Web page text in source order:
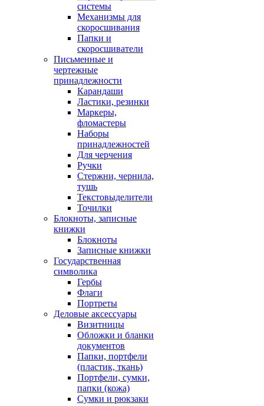
системы
Механизмы для
скоросшивания
Папки и
скоросшиватели
Письменные и
чертежные
принадлежности
Карандаши
Ластики, резинки
Маркеры,
фломастеры
Наборы
принадлежностей
Для черчения
Ручки
Стержни, чернила,
тушь
Текстовыделители
Точилки
Блокноты, записные
книжки
Блокноты
Записные книжки
Государственная
символика
Гербы
Флаги
Портреты
Деловые аксессуары
Визитницы
Обложки и бланки
документов
Папки, портфели
(пластик, ткань)
Портфели, сумки,
папки (кожа)
Сумки и рюкзаки